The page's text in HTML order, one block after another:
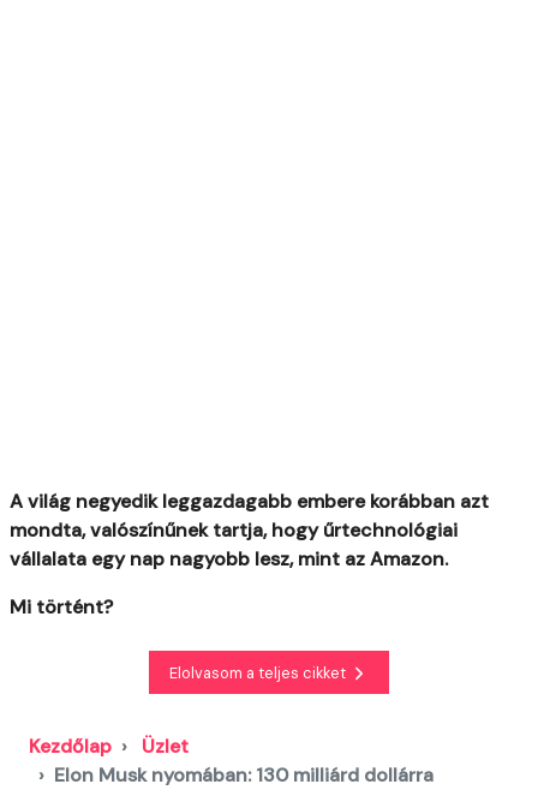
A világ negyedik leggazdagabb embere korábban azt
mondta, valószínűnek tartja, hogy űrtechnológiai
vállalata egy nap nagyobb lesz, mint az Amazon.
Mi történt?
Elolvasom a teljes cikket
Kezdőlap
Üzlet
Elon Musk nyomában: 130 milliárd dollárra